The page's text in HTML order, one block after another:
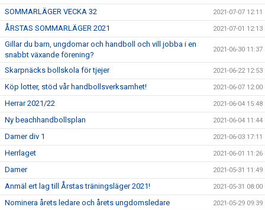
SOMMARLÄGER VECKA 32 2021-07-07 12:11
ÅRSTAS SOMMARLÄGER 2021 2021-07-01 12:13
Gillar du barn, ungdomar och handboll och vill jobba i en
snabbt växande förening?
2021-06-30 11:37
Skarpnäcks bollskola för tjejer 2021-06-22 12:53
Köp lotter, stöd vår handbollsverksamhet! 2021-06-07 12:00
Herrar 2021/22 2021-06-04 15:48
Ny beachhandbollsplan 2021-06-04 11:44
Damer div 1 2021-06-03 17:11
Herrlaget 2021-06-01 11:26
Damer 2021-05-31 11:49
Anmäl ert lag till Årstas träningsläger 2021! 2021-05-31 08:00
Nominera årets ledare och årets ungdomsledare 2021-05-29 09:39